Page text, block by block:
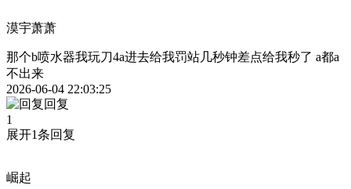
漠宇萧萧
那个b喷水器我玩刀4a进去给我罚站几秒钟差点给我秒了 a都a
不出来
2026-06-04 22:03:25
回复
1
展开1条回复
崛起